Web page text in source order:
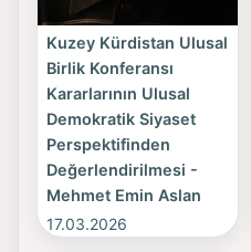
bulunmaya gayret ettim
Kuzey Kürdistan Ulusal
Birlik Konferansı
Kararlarının Ulusal
Demokratik Siyaset
Perspektifinden
Değerlendirilmesi -
Mehmet Emin Aslan
17.03.2026